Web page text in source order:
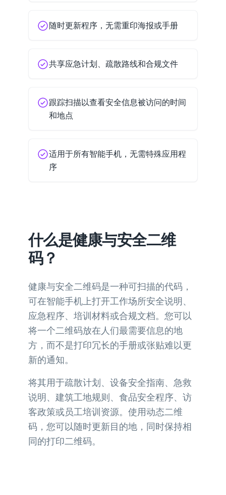
随时更新程序，无需重印海报或手册
共享应急计划、疏散路线和合规文件
跟踪扫描以查看安全信息被访问的时间
和地点
适用于所有智能手机，无需特殊应用程
序
什么是健康与安全二维
码？
健康与安全二维码是一种可扫描的代码，
可在智能手机上打开工作场所安全说明、
应急程序、培训材料或合规文档。您可以
将一个二维码放在人们最需要信息的地
方，而不是打印冗长的手册或张贴难以更
新的通知。
将其用于疏散计划、设备安全指南、急救
说明、建筑工地规则、食品安全程序、访
客政策或员工培训资源。使用动态二维
码，您可以随时更新目的地，同时保持相
同的打印二维码。